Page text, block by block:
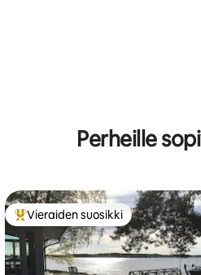
Perheille
Vieraiden suosikkien
Vieraiden suosikki